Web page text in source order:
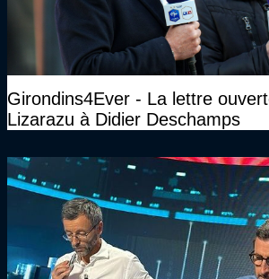
Girondins4Ever - La lettre
Lizarazu à Didier Deschamps